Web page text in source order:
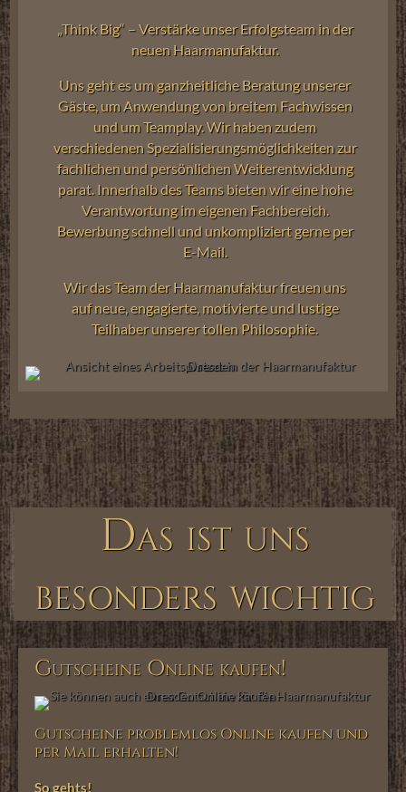
„Think Big“ – Verstärke unser Erfolgsteam in der
neuen Haarmanufaktur.
Uns geht es um ganzheitliche Beratung unserer
Gäste, um Anwendung von breitem Fachwissen
und um Teamplay. Wir haben zudem
verschiedenen Spezialisierungsmöglichkeiten zur
fachlichen und persönlichen Weiterentwicklung
parat. Innerhalb des Teams bieten wir eine hohe
Verantwortung im eigenen Fachbereich.
Bewerbung schnell und unkompliziert gerne per
E-Mail.
Wir das Team der Haarmanufaktur freuen uns
auf neue, engagierte, motivierte und lustige
Teilhaber unserer tollen Philosophie.
Das ist uns
besonders wichtig
Gutscheine Online kaufen!
Gutscheine problemlos Online kaufen und
per Mail erhalten!
So gehts!